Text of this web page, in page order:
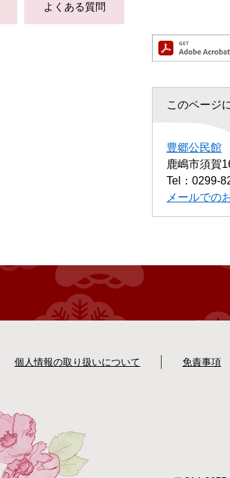
このページ
豊郷公民館
鹿嶋市須賀
Tel：0299-
メールでの
よくある質問
個人情報の取り扱いについて 免責事項